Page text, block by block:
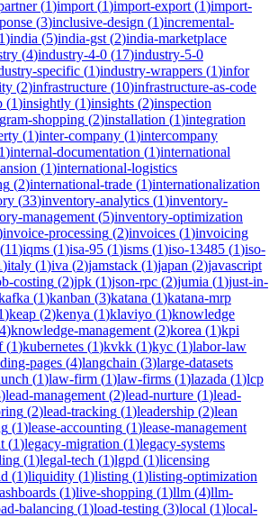
(1)import (1)import-export (1)import-
(3)inclusive-design (1)incremental-
1)india (5)india-gst (2)india-marketplace
(4)industry-4-0 (17)industry-5-0
specific (1)industry-wrappers (1)infor
(2)infrastructure (10)infrastructure-as-code
(1)insightly (1)insights (2)inspection
shopping (2)installation (1)integration
(1)inter-company (1)intercompany
1)internal-documentation (1)international
(1)international-logistics
(2)international-trade (1)internationalization
(33)inventory-analytics (1)inventory-
management (5)inventory-optimization
invoice-processing (2)invoices (1)invoicing
(11)iqms (1)isa-95 (1)isms (1)iso-13485 (1)iso-
)italy (1)iva (2)jamstack (1)japan (2)javascript
costing (2)jpk (1)json-rpc (2)jumia (1)just-in-
(1)kanban (3)katana (1)katana-mrp
)keap (2)kenya (1)klaviyo (1)knowledge
4)knowledge-management (2)korea (1)kpi
(1)kubernetes (1)kvkk (1)kyc (1)labor-law
pages (4)langchain (3)large-datasets
(1)law-firm (1)law-firms (1)lazada (1)lcp
)lead-management (2)lead-nurture (1)lead-
(2)lead-tracking (1)leadership (2)lean
(1)lease-accounting (1)lease-management
(1)legacy-migration (1)legacy-systems
(1)legal-tech (1)lgpd (1)licensing
(1)liquidity (1)listing (1)listing-optimization
(1)live-shopping (1)llm (4)llm-
balancing (1)load-testing (3)local (1)local-